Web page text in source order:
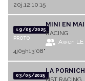
20j.12:10:15
19/05/2025
PROTO
MINI EN
RACING
Awen LE
4j05h13'08"
03/05/2025
LA
NST RACING